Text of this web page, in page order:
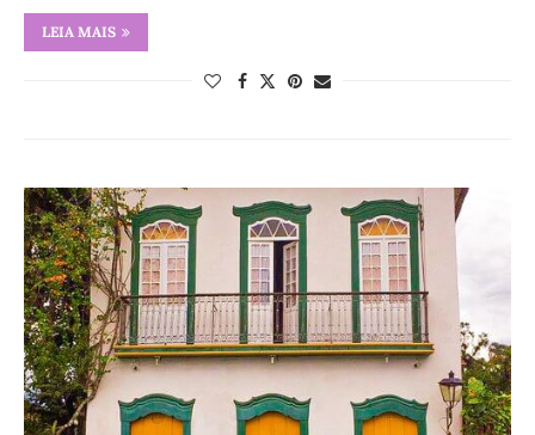
LEIA MAIS